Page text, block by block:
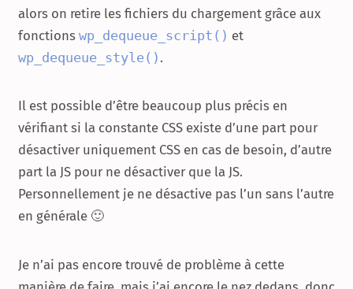
alors on retire les fichiers du chargement grâce aux
fonctions wp_dequeue_script() et
wp_dequeue_style() .
Il est possible d’être beaucoup plus précis en
vérifiant si la constante CSS existe d’une part pour
désactiver uniquement CSS en cas de besoin, d’autre
part la JS pour ne désactiver que la JS.
Personnellement je ne désactive pas l’un sans l’autre
en générale 🙂
Je n’ai pas encore trouvé de problème à cette